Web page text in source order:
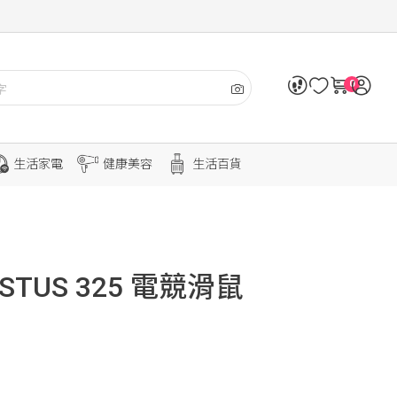
0
生活家電 健康美容 生活百貨
325 電競滑鼠